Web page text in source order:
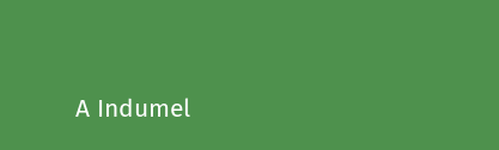
A Indumel